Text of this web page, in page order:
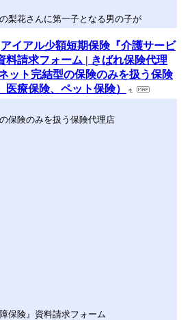
梨花さんに第一子となる男の子が
アイアル少額短期保険『介護サービ
料請求フォーム | きばれ保険代理
完結型の保険のみを扱う保険
療保険、ペット保険）
保険のみを扱う保険代理店
保険』資料請求フォーム